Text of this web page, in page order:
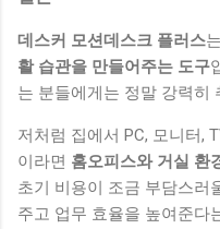
데스커 모션데스크 플러스
활 습관을 만들어주는 도구
는 분들에게는 정말 강력히
저처럼 집에서 PC, 모니터,
이라면 홈오피스와 거실 환
초기 비용이 조금 부담스러
주고 업무 효율을 높여준다